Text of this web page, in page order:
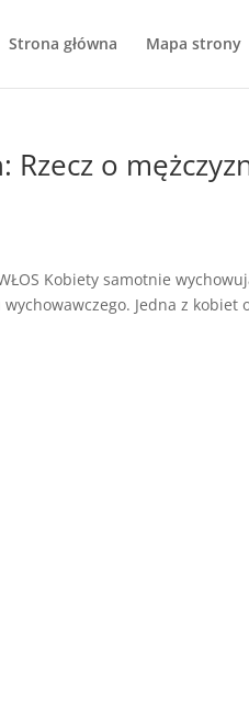
Strona główna Mapa strony
Rzecz o
Kobiety samotnie
Jedna z kobiet